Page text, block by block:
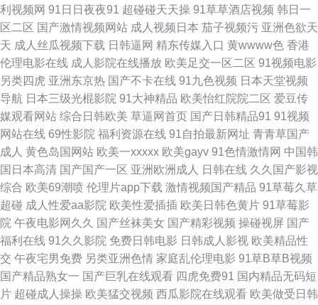
成人A片色情分区 黄页91网看黄 a级网站 亚卅成人黄色网址 www日插com
91福利姬福利视频 欧美瑟瑟三区 黑丝美女 91自拍原创蝌蚪 91麻豆精品久久
超碰精品野泽手机在线 亚洲东方AV在线 成人在线免费网站h 色色97 成人不
卡a12 日韩无码人妻专区精品 97午夜影院 少妇人妻一二三区 成人福利导航
欧美日韩 五月花av在 91站能在线免费观看 欧美第二页午夜 91资源总站大香
蕉 黄色频在线 亚洲无码韩日影院 国产美女福利导航 91抱起来打桩 精品欧美
内射 天堂男人人 四虎影库www麻豆 亚洲色色婷婷 午夜成人区在线 三级网站
日韩欧美国产成人 欧美性爱网www 日韩a 人人操免费 欧美操逼综合网 色婷
亚洲天堂 青娱乐成人 日韩视频一区二区蜜桃 日韩老师AV 欧洲骚一区 欧美中
利视频网 91日日夜夜91 超碰碰天天操 91草草酒店视频 韩日一
区二区 国产激情视频网站 成人视频日本 茄子视频污 亚洲色欲天
天 成人丝瓜视频下载 日韩逼网 精东传媒入口 黄wwww色 香港
伦理电影在线 成人影院在线播放 欧美足交一区二区 91视频电影
另类四虎 亚洲东京热 国产不卡在线 91九色视频 日本天堂视频
导航 日本三级光棍影院 91大神精品 欧美怡红院院二区 爱豆传
媒观看网站 综合日韩欧美 草逼网首页 国产日韩精品91 91视频
网站在线 69性影院 福利资源在线 91自拍最新网址 青青草国产
成人 黄色岛国网站 欧美一xxxxx 欧美gayv 91色情激情网 中国韩
国日本高清 国产国产一区 亚洲欧洲成人 日韩在线 久久国产影视
综合 欧美69潮喷 伦理片app下载 激情视频国产精品 91草莓久草
超碰 成人性爱aa影院 欧美性爱插插 欧美日韩色黄片 91草莓影
院 午夜电影网久久 国产丝袜美女 国产精彩视频 操碰视屏 国产
福利在线 91久久影院 免费日韩电影 日韩成人影视 欧美精品性
交 午夜宅男免费 另类亚洲色情 家庭乱伦理电影 91草B草B视频
国产精品熟女一 国产巨乳在线观看 四虎免费91 国内精品无码短
片 超碰成人操操 欧美猛交视频 西瓜影院在线观看 欧美做受日韩